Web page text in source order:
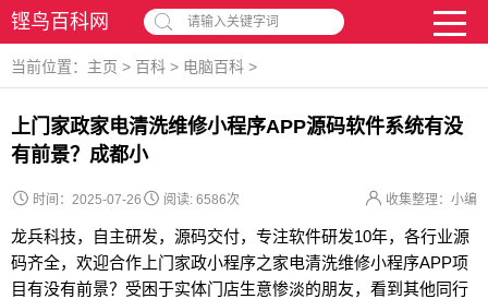
铿鸟百科网 请输入关键字词
当前位置： 主页 > 百科 > 电脑百科 >
上门家政家电清洗维修小程序APP源码软件系统有没
有前景？成都小
时间：2025-07-26 收集整理：小编
阅读: 6586次
龙兵科技，自主研发，源码交付，专注软件研发10年，各行业源
码齐全，欢迎合作上门家政小程序之家电清洗维修小程序APP项
目有没有前景？受困于实体门店生意惨淡的朋友，看到其他同行